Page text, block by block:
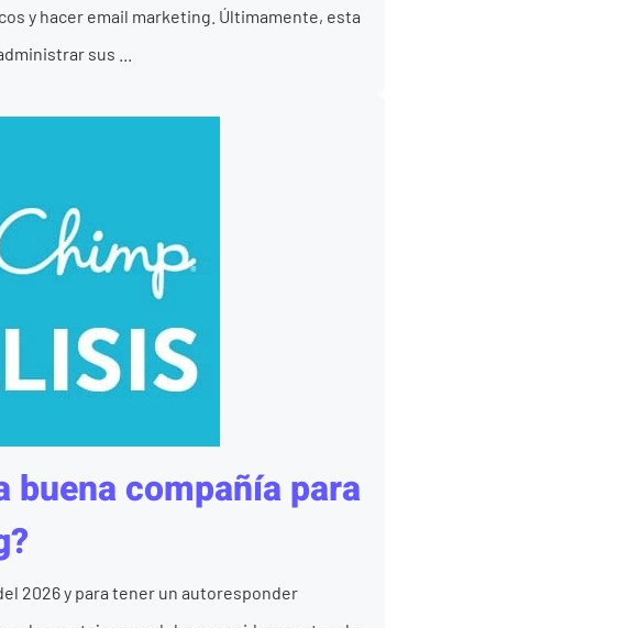
y hacer email marketing. Últimamente, esta
sus ...
compañía para
2026 y para tener un autoresponder